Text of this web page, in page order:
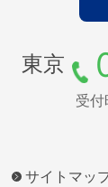
東京
受
サイトマッ